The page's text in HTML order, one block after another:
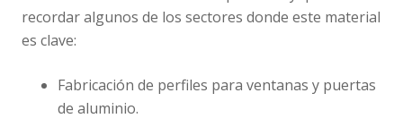
recordar algunos de los sectores donde este material
es clave:
Fabricación de perfiles para ventanas y puertas
de aluminio.